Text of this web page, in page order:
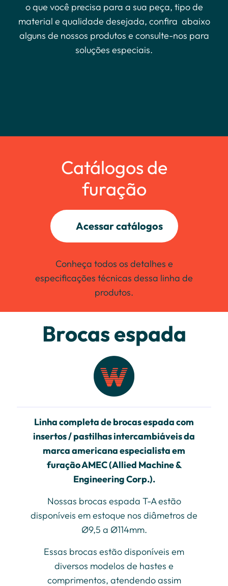
o que você precisa para a sua peça, tipo de
material e qualidade desejada, confira abaixo
alguns de nossos produtos e consulte-nos para
soluções especiais.
Catálogos de
furação
Acessar catálogos
Conheça todos os detalhes e
especificações técnicas dessa linha de
produtos.
Brocas espada
Linha completa de brocas espada com
insertos / pastilhas intercambiáveis da
marca americana especialista em
furação AMEC (Allied Machine &
Engineering Corp.).
Nossas brocas espada T-A estão
disponíveis em estoque nos diâmetros de
Ø9,5 a Ø114mm.
Essas brocas estão disponíveis em
diversos modelos de hastes e
comprimentos, atendendo assim